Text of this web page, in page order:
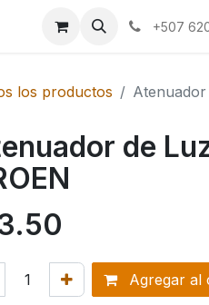
+507
los productos
de
Agregar al